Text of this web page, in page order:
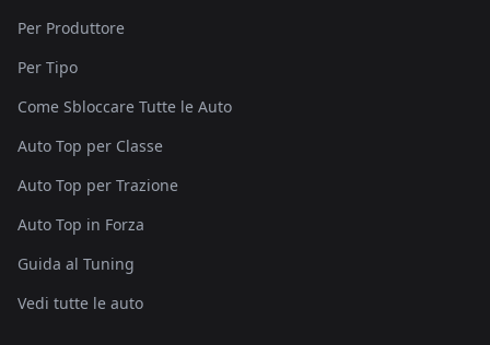
Per Produttore
Per Tipo
Come Sbloccare Tutte le Auto
Auto Top per Classe
Auto Top per Trazione
Auto Top in Forza
Guida al Tuning
Vedi tutte le auto